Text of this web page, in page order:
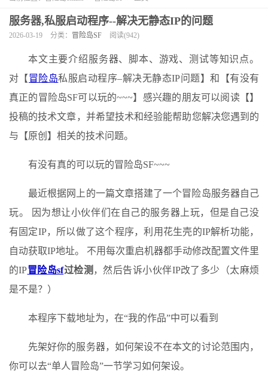
服务器,私服启动程序--解决无静态IP的问题
2026-03-19 分类： 冒险岛SF 阅读(942)
本文主要介绍服务器、脚本、游戏、测试等知识点。
对【冒险岛私服启动程序–解决无静态IP问题】和【有没有
真正的冒险岛SF可以玩的~~~】感兴趣的朋友可以阅读【】
投稿的技术文章，并希望技术和经验能帮助您解决您遇到的
与【原创】相关的技术问题。
有没有真的可以玩的冒险岛SF~~~
最近根据网上的一篇文章搭建了一个冒险岛服务器自己
玩。 因为想让小伙伴们在自己的服务器上玩，但是自己没
有固定IP，所以做了这个程序，利用花生壳的IP解析功能，
自动获取IP地址。 不用每次重启机器都手动修改配置文件里
的IP冒险岛sf过检测 ，然后告诉小伙伴IP改了多少（太麻烦
是不是？）
本程序下载地址为，在“我的作品”中可以看到
先架好你的服务器，如何架设不在本文的讨论范围内，
你可以去“单人冒险岛”一节学习如何架设。